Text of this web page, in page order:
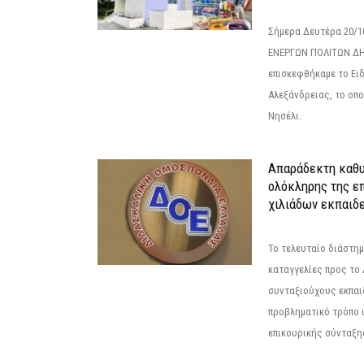
Σήμερα Δευτέρα
ΕΝΕΡΓΩΝ ΠΟΛΙΤΩΝ
επισκεφθήκαμε το
Αλεξάνδρειας, το
Νησέλι.
Απαράδεκτη
ολόκληρης της
χιλιάδων
Το τελευταίο
καταγγελίες προς
συνταξιούχους
προβληματικό τρόπο
επικουρικής